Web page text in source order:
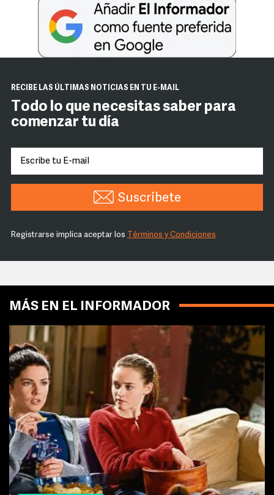
RECIBE LAS ÚLTIMAS NOTICIAS EN TU E-MAIL
Todo lo que necesitas saber para
comenzar tu día
Suscríbete
Registrarse implica aceptar los Términos y Condiciones
MÁS EN EL INFORMADOR